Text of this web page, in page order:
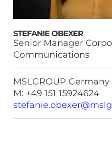
STEFANIE OBEXER
Senior Manager
Communications
MSLGROUP Germany
M: +49 151 15924624